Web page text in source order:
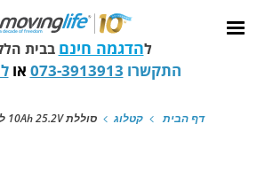
להדגמה חינם בבית
התקשרו 073-3913913 או
דף הבית קטלוג סוללת 10Ah 25.2V ל-EZY EXPLORER